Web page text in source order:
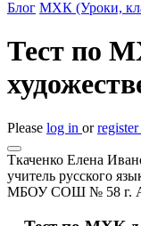
Блог МХК (Уроки,
Тест по
Please log in orregister
Ткаченко Елена
учитель русского
МБОУ СОШ № 58 г.